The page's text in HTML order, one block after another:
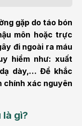
gặp do táo bón
môn hoặc trực
đi ngoài ra máu
hiểm như: xuất
dày,… Để khắc
chính xác nguyên
là gì?